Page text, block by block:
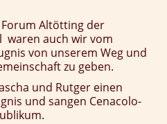
Altötting der
waren auch wir vom
von unserem Weg und
zu geben.
und Rutger einen
und sangen Cenacolo-